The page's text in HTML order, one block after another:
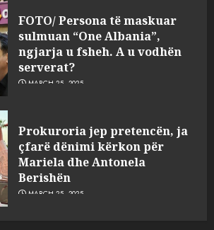
FOTO/ Persona të maskuar
sulmuan “One Albania”,
ngjarja u fsheh. A u vodhën
serverat?
MARCH 25, 2025
Prokuroria jep pretencën, ja
çfarë dënimi kërkon për
Mariela dhe Antonela
Berishën
MARCH 25, 2025